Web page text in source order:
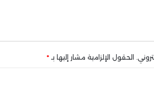
الحقول الإلزامية مشار إليها بـ *